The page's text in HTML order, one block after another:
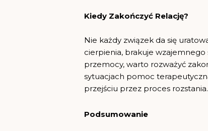
Kiedy Zakończyć Relację?
Nie każdy związek da się
cierpienia, brakuje
przemocy, warto rozważyć
sytuacjach pomoc
przejściu przez proces rozstania.
Podsumowanie